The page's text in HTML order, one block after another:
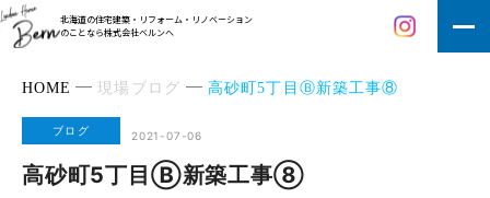
北海道の住宅建築・リフォーム・リノベーション
のことなら株式会社ベルンへ
HOME 現場ブログ 高砂町5丁目Ⓑ新築工事⑧
ブログ 2021-07-06
高砂町5丁目Ⓑ新築工事⑧